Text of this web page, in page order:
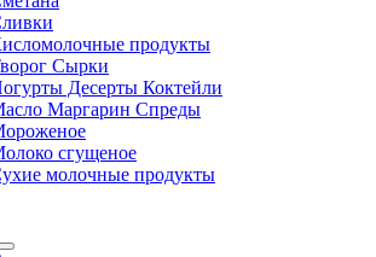
продукты
Сырки
Десерты Коктейли
Маргарин Спреды
сгущеное
молочные продукты